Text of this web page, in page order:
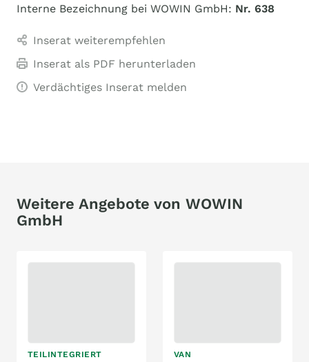
Interne Bezeichnung bei WOWIN GmbH: Nr. 638
Inserat weiterempfehlen
Inserat als PDF herunterladen
Verdächtiges Inserat melden
Weitere Angebote von WOWIN
GmbH
TEILINTEGRIERT VAN